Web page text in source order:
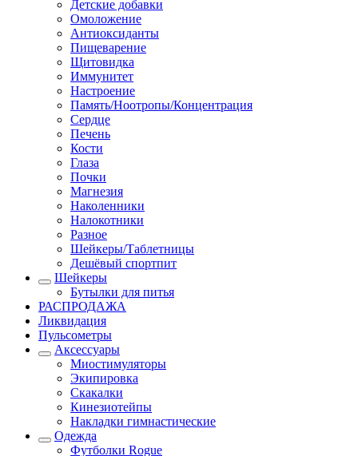
Детские добавки
Омоложение
Антиоксиданты
Пищеварение
Щитовидка
Иммунитет
Настроение
Память/Ноотропы/Концентрация
Сердце
Печень
Кости
Глаза
Почки
Магнезия
Наколенники
Налокотники
Разное
Шейкеры/Таблетницы
Дешёвый спортпит
Шейкеры
Бутылки для питья
РАСПРОДАЖА
Ликвидация
Пульсометры
Аксессуары
Миостимуляторы
Экипировка
Скакалки
Кинезиотейпы
Накладки гимнастические
Одежда
Футболки Rogue